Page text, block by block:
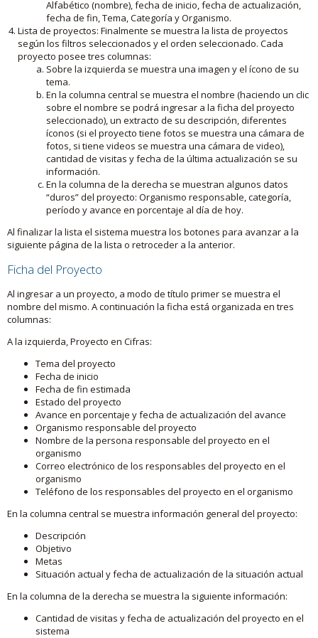
Alfabético (nombre), fecha de inicio, fecha de actualización,
fecha de fin, Tema, Categoría y Organismo.
Lista de proyectos: Finalmente se muestra la lista de proyectos
según los filtros seleccionados y el orden seleccionado. Cada
proyecto posee tres columnas:
Sobre la izquierda se muestra una imagen y el ícono de su
tema.
En la columna central se muestra el nombre (haciendo un clic
sobre el nombre se podrá ingresar a la ficha del proyecto
seleccionado), un extracto de su descripción, diferentes
íconos (si el proyecto tiene fotos se muestra una cámara de
fotos, si tiene videos se muestra una cámara de video),
cantidad de visitas y fecha de la última actualización se su
información.
En la columna de la derecha se muestran algunos datos
“duros” del proyecto: Organismo responsable, categoría,
período y avance en porcentaje al día de hoy.
Al finalizar la lista el sistema muestra los botones para avanzar a la
siguiente página de la lista o retroceder a la anterior.
Ficha del Proyecto
Al ingresar a un proyecto, a modo de título primer se muestra el
nombre del mismo. A continuación la ficha está organizada en tres
columnas:
A la izquierda, Proyecto en Cifras:
Tema del proyecto
Fecha de inicio
Fecha de fin estimada
Estado del proyecto
Avance en porcentaje y fecha de actualización del avance
Organismo responsable del proyecto
Nombre de la persona responsable del proyecto en el
organismo
Correo electrónico de los responsables del proyecto en el
organismo
Teléfono de los responsables del proyecto en el organismo
En la columna central se muestra información general del proyecto:
Descripción
Objetivo
Metas
Situación actual y fecha de actualización de la situación actual
En la columna de la derecha se muestra la siguiente información:
Cantidad de visitas y fecha de actualización del proyecto en el
sistema